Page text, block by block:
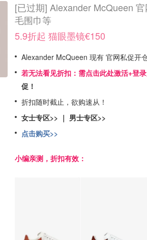
[已过期] Alexander McQueen
毛围巾等
5.9折起 猫眼墨镜€150
Alexander McQueen 现有 官网私促开
若无法看见折扣： 需点击此处激活+登
促！
折扣随时截止，欲购速从！
女士专区>> ｜ 男士专区>>
点击购买>>
小编亲测，折扣有效：